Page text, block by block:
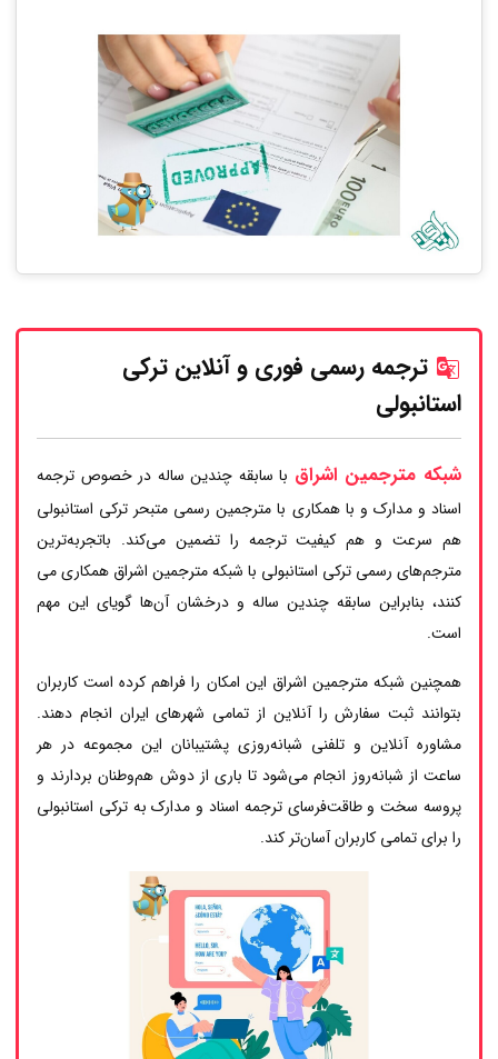
ترجمه رسمی فوری و آنلاین ترکی
استانبولی
شبکه مترجمین اشراق با سابقه چندین ساله در خصوص ترجمه
اسناد و مدارک و با همکاری با مترجمین رسمی متبحر ترکی استانبولی
هم سرعت و هم کیفیت ترجمه را تضمین می‌کند. باتجربه‌ترین
مترجم‌های رسمی ترکی استانبولی با شبکه مترجمین اشراق همکاری می
کنند، بنابراین سابقه چندین ساله و درخشان آن‌ها گویای این مهم
است.
همچنین شبکه مترجمین اشراق این امکان را فراهم کرده است کاربران
بتوانند ثبت سفارش را آنلاین از تمامی شهرهای ایران انجام دهند.
مشاوره آنلاین و تلفنی شبانه‌روزی پشتیبانان این مجموعه در هر
ساعت از شبانه‌روز انجام می‌شود تا باری از دوش هم‌وطنان بردارند و
پروسه سخت و طاقت‌فرسای ترجمه اسناد و مدارک به ترکی استانبولی
را برای تمامی کاربران آسان‌تر کند.